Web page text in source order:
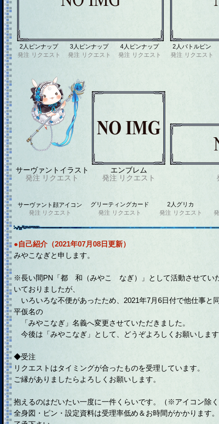
2人ピンナップ
発注 リクエスト
3人ピンナップ
発注 リクエスト
4人ピンナップ
発注 リクエスト
2人バトルピン
発注 リクエスト
サーヴァントイラスト
発注 リクエスト
エンブレム
発注 リクエスト
サーヴァント顔アイコン
発注 リクエスト
グリーティングカード
発注 リクエスト
2人グリカ
発注 リクエスト
●自己紹介（2021年07月08日更新）
みやこなぎと申します。
※長い間PN「都 和（みやこ なぎ）」として活動させてい
いておりましたが、
いろいろな不便があったため、2021年7月6日付で他仕事と
平仮名の
「みやこなぎ」名義へ変更させていただきました。
今後は「みやこなぎ」として、どうぞよろしくお願いしま
◆受注
リクエストはタイミングが合ったものを受理しています。
ご縁がありましたらよろしくお願いします。
抱えるのはだいたい一度に一件くらいです。（※アイコン除
全身図・ピン・設定資料は受理率低め＆お時間がかかります